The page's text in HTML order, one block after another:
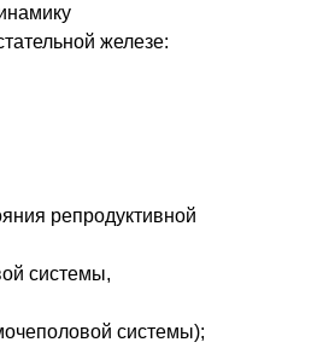
железе:
репродуктивной
системы,
системы);